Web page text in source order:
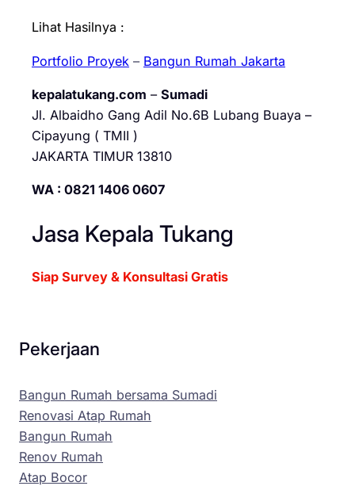
Lihat Hasilnya :
Portfolio Proyek – Bangun Rumah Jakarta
kepalatukang.com – Sumadi
Jl. Albaidho Gang Adil No.6B Lubang Buaya –
Cipayung ( TMII )
JAKARTA TIMUR 13810
WA : 0821 1406 0607
Jasa Kepala Tukang
Siap Survey & Konsultasi Gratis
Pekerjaan
Bangun Rumah bersama Sumadi
Renovasi Atap Rumah
Bangun Rumah
Renov Rumah
Atap Bocor